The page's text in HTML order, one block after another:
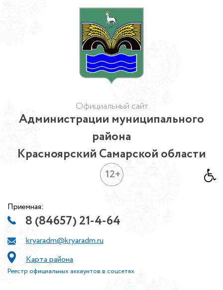
Официальный сайт
Администрации муниципального
района
Красноярский Самарской области
12+
Приемная:
8 (84657) 21-4-64
kryaradm@kryaradm.ru
Карта района
Реестр официальных аккаунтов в соцсетях